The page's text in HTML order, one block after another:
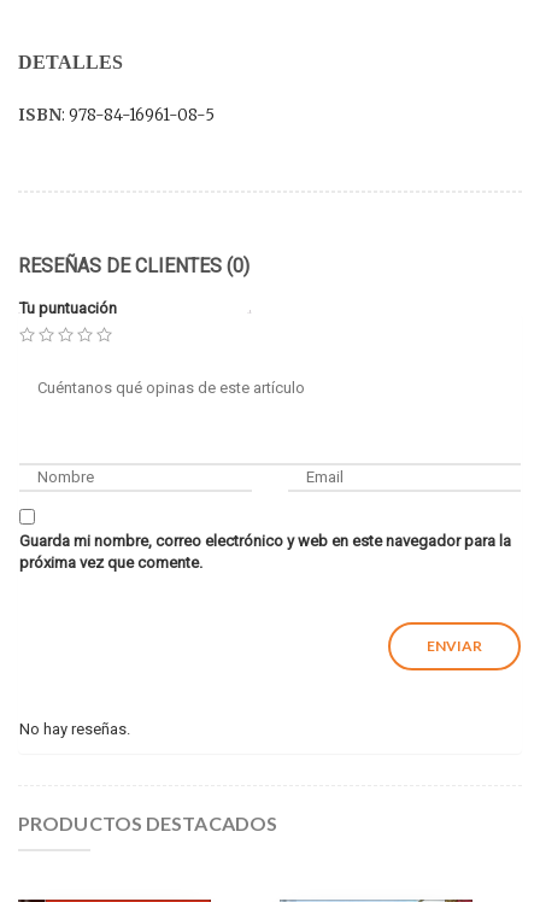
DETALLES
ISBN: 978-84-16961-08-5
RESEÑAS DE CLIENTES (0)
Tu puntuación
Guarda mi nombre, correo electrónico y web en este navegador para la
próxima vez que comente.
No hay reseñas.
PRODUCTOS DESTACADOS